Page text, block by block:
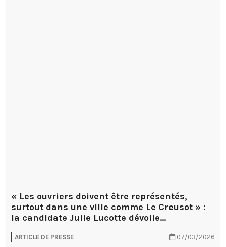
« Les ouvriers doivent être représentés,
surtout dans une ville comme Le Creusot » :
la candidate Julie Lucotte dévoile…
ARTICLE DE PRESSE 07/03/2026